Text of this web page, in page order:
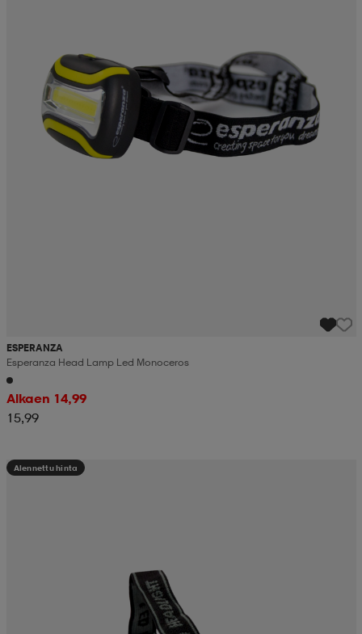
ESPERANZA
Esperanza Head Lamp Led Monoceros
Alkaen 14,99
15,99
Alennettu hinta